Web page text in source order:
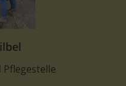
Pflegestelle